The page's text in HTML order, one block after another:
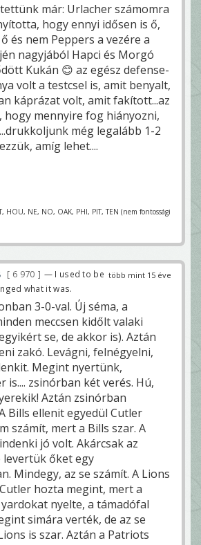
már: Urlacher számomra
hogy ennyi idősen is ő,
és nem Peppers a vezére a
nagyjából Hapci és Morgó
Kukán 😊 az egész defense-
volt a testcsel is, amit benyalt,
káprázat volt, amit fakított...az
hogy mennyire fog hiányozni,
még legalább 1-2
amíg lehet....
HOU, NE, NO, OAK, PHI, PIT, TEN (nem fontossági
több mint 15 éve
6 970
— I used to be
what it was.
3-0-val. Új séma, a
meccsen kidőlt valaki
se, de akkor is). Aztán
zakó. Levágni, felnégyelni,
Megint nyertünk,
is.... zsinórban két verés. Hú,
Aztán zsinórban
Bills ellenit egyedül Cutler
számít, mert a Bills szar. A
jó volt. Akárcsak az
levertük őket egy
Mindegy, az se számít. A Lions
hozta megint, mert a
nyelte, a támadófal
simára verték, de az se
is szar. Aztán a Patriots